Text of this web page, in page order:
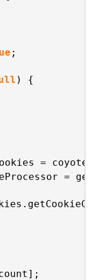
;
) {
=
=